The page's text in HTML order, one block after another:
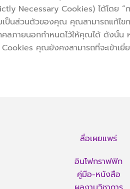
Necessary Cookies) ได้โดย “
ป็นส่วนตัวของคุณ คุณสามารถแก้ไข
คลภายนอกกำหนดไว้ให้คุณได้ ดังนั้น
คุณยังคงสามารถที่จะเข้าเยี่
สื่อเผยแพร่
อินโฟกราฟฟิก
คู่มือ-หนังสือ